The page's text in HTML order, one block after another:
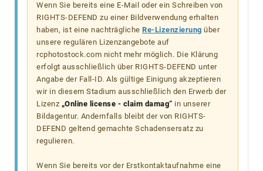
Wenn Sie bereits eine E-Mail oder ein Schreiben von
RIGHTS-DEFEND zu einer Bildverwendung erhalten
haben, ist eine nachträgliche Re-Lizenzierung über
unsere regulären Lizenzangebote auf
rcphotostock.com nicht mehr möglich. Die Klärung
erfolgt ausschließlich über RIGHTS-DEFEND unter
Angabe der Fall-ID. Als gültige Einigung akzeptieren
wir in diesem Stadium ausschließlich den Erwerb der
Lizenz „Online license - claim damag“ in unserer
Bildagentur. Andernfalls bleibt der von RIGHTS-
DEFEND geltend gemachte Schadensersatz zu
regulieren.
Wenn Sie bereits vor der Erstkontaktaufnahme eine